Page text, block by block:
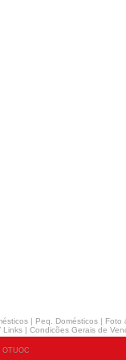
| Peq. Domésticos | Foto
Links | Condicões Gerais de
OTUOC